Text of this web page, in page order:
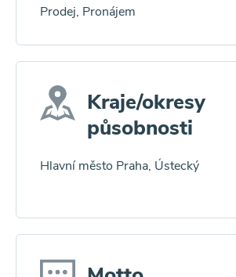
Prodej, Pronájem
Kraje/okresy
působnosti
Hlavní město Praha, Ústecký